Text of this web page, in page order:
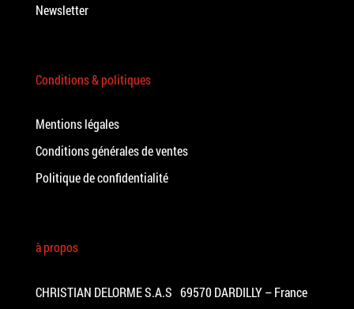
Newsletter
Conditions & politiques
Mentions légales
Conditions générales de ventes
Politique de confidentialité
à propos
CHRISTIAN DELORME S.A.S 69570 DARDILLY – France